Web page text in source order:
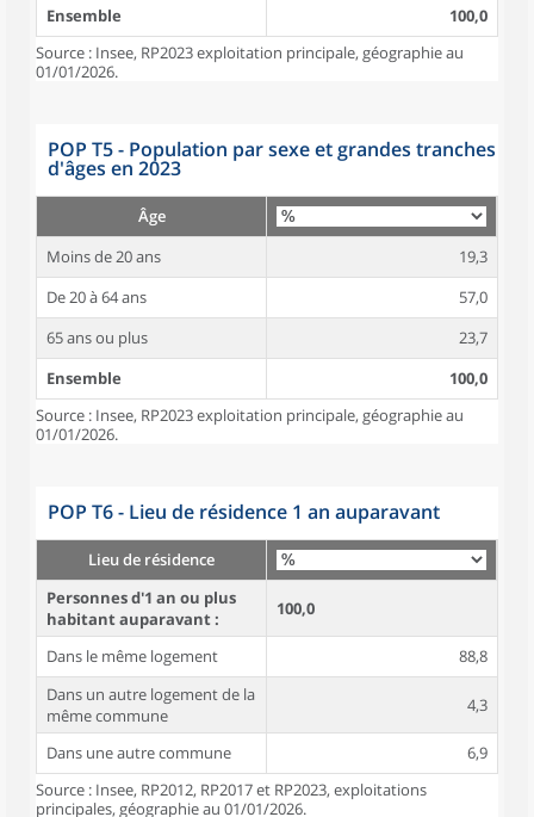
Ensemble
100,0
Source : Insee, RP2023 exploitation principale, géographie au
01/01/2026.
POP T5 - Population par sexe et grandes tranches
d'âges en 2023
Âge
Moins de 20 ans
19,3
De 20 à 64 ans
57,0
65 ans ou plus
23,7
Ensemble
100,0
Source : Insee, RP2023 exploitation principale, géographie au
01/01/2026.
POP T6 - Lieu de résidence 1 an auparavant
Lieu de résidence
Personnes d'1 an ou plus
habitant auparavant :
100,0
Dans le même logement
88,8
Dans un autre logement de la
même commune
4,3
Dans une autre commune
6,9
Source : Insee, RP2012, RP2017 et RP2023, exploitations
principales, géographie au 01/01/2026.